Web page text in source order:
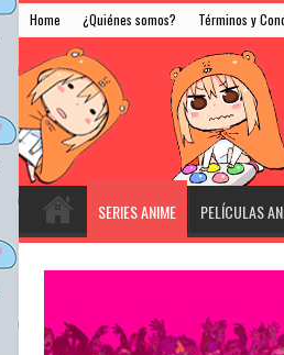
Home ¿Quiénes somos? Términos y
SERIES ANIME PELÍCULAS